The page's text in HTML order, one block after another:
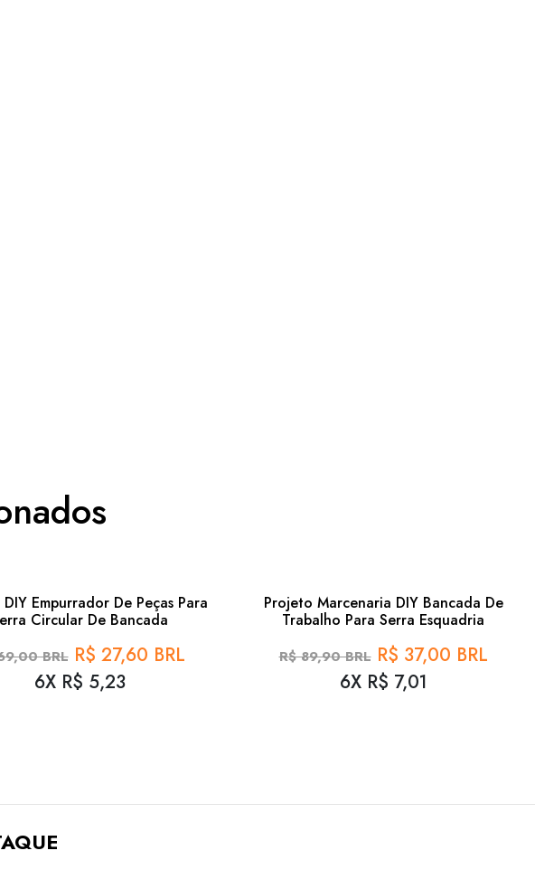
60%
Empurrador De Peças Para
Circular De Bancada
BRL R$ 27,60 BRL
6X R$ 5,23
58%
Projeto Marcenaria DIY Bancada De
Trabalho Para Serra Esquadria
R$ 89,90 BRL R$ 37,00 BRL
6X R$ 7,01